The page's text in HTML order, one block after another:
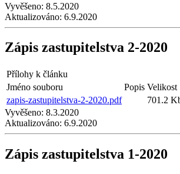
Vyvěšeno: 8.5.2020
Aktualizováno: 6.9.2020
Zápis zastupitelstva 2-2020
Přílohy k článku
Jméno souboru
Popis Velikost
zapis-zastupitelstva-2-2020.pdf
701.2
Vyvěšeno: 8.3.2020
Aktualizováno: 6.9.2020
Zápis zastupitelstva 1-2020